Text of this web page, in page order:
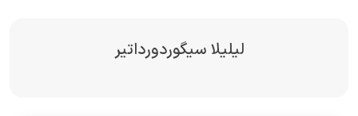
لیلیلا سیگوردورداتیر